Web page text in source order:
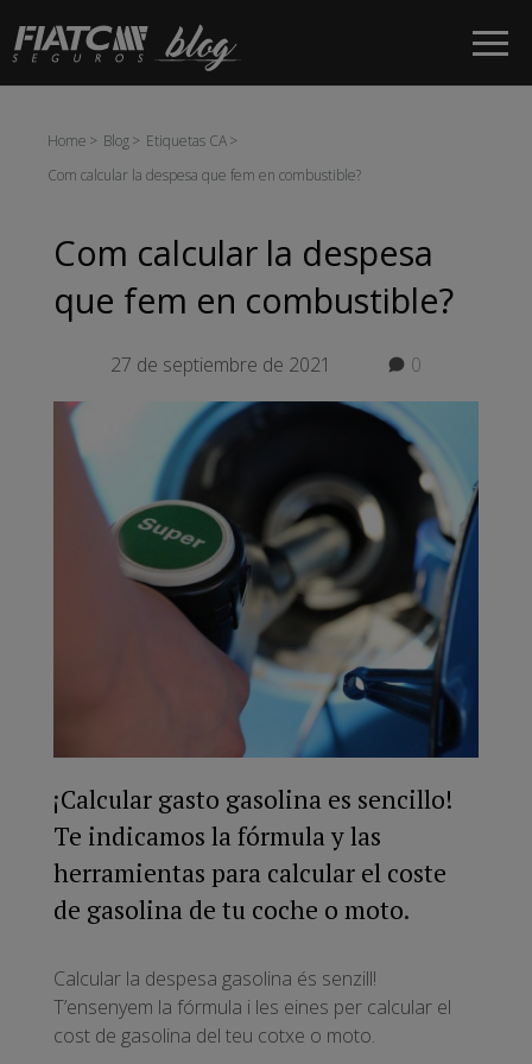
Salta al contingut principal
Home Blog
Etiquetas CA
Com calcular la despesa que fem en combustible?
Com calcular la despesa
que fem en combustible?
27 de septiembre de 2021 0
¡Calcular gasto gasolina es sencillo!
Te indicamos la fórmula y las
herramientas para calcular el coste
de gasolina de tu coche o moto.
Calcular la despesa gasolina és senzill!
T’ensenyem la fórmula i les eines per calcular el
cost de gasolina del teu cotxe o moto.